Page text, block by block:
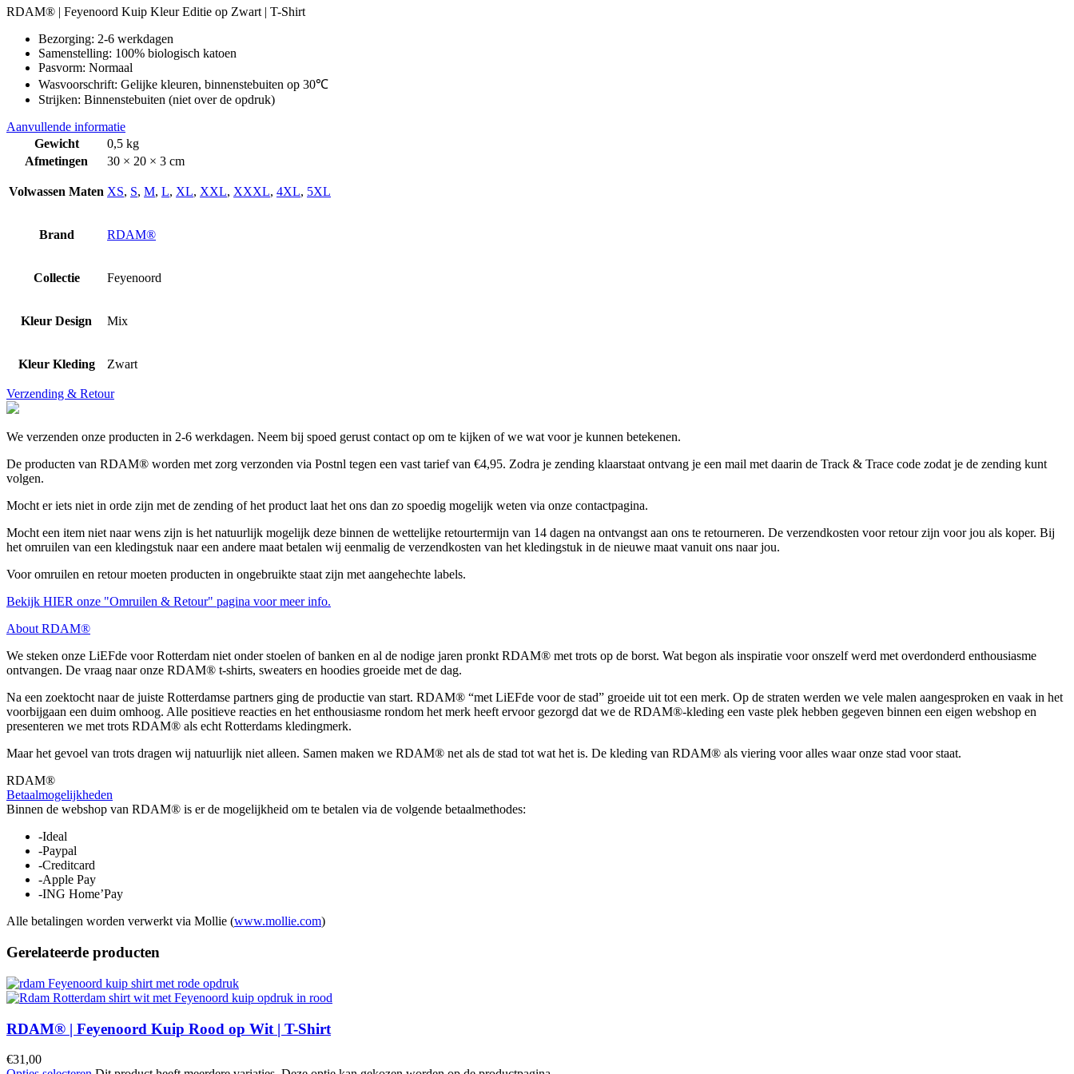
RDAM® | Feyenoord Kuip Kleur Editie op Zwart | T-Shirt
Bezorging: 2-6 werkdagen
Samenstelling: 100% biologisch katoen
Pasvorm: Normaal
Wasvoorschrift: Gelijke kleuren, binnenstebuiten op 30℃
Strijken: Binnenstebuiten (niet over de opdruk)
Aanvullende informatie
Gewicht
0,5 kg
Afmetingen
30 × 20 × 3 cm
Volwassen Maten XS, S, M, L, XL, XXL, XXXL, 4XL, 5XL
Brand RDAM®
Collectie Feyenoord
Kleur Design Mix
Kleur Kleding Zwart
Verzending & Retour
We verzenden onze producten in 2-6 werkdagen. Neem bij spoed gerust contact op om te kijken of we wat voor je kunnen betekenen.
De producten van RDAM® worden met zorg verzonden via Postnl tegen een vast tarief van €4,95. Zodra je zending klaarstaat ontvang je een mail met daarin de Track & Trace code zodat je de zending kunt
volgen.
Mocht er iets niet in orde zijn met de zending of het product laat het ons dan zo spoedig mogelijk weten via onze contactpagina.
Mocht een item niet naar wens zijn is het natuurlijk mogelijk deze binnen de wettelijke retourtermijn van 14 dagen na ontvangst aan ons te retourneren. De verzendkosten voor retour zijn voor jou als koper. Bij
het omruilen van een kledingstuk naar een andere maat betalen wij eenmalig de verzendkosten van het kledingstuk in de nieuwe maat vanuit ons naar jou.
Voor omruilen en retour moeten producten in ongebruikte staat zijn met aangehechte labels.
Bekijk HIER onze "Omruilen & Retour" pagina voor meer info.
About RDAM®
We steken onze LiEFde voor Rotterdam niet onder stoelen of banken en al de nodige jaren pronkt RDAM® met trots op de borst. Wat begon als inspiratie voor onszelf werd met overdonderd enthousiasme
ontvangen. De vraag naar onze RDAM® t-shirts, sweaters en hoodies groeide met de dag.
Na een zoektocht naar de juiste Rotterdamse partners ging de productie van start. RDAM® “met LiEFde voor de stad” groeide uit tot een merk. Op de straten werden we vele malen aangesproken en vaak in het
voorbijgaan een duim omhoog. Alle positieve reacties en het enthousiasme rondom het merk heeft ervoor gezorgd dat we de RDAM®-kleding een vaste plek hebben gegeven binnen een eigen webshop en
presenteren we met trots RDAM® als echt Rotterdams kledingmerk.
Maar het gevoel van trots dragen wij natuurlijk niet alleen. Samen maken we RDAM® net als de stad tot wat het is. De kleding van RDAM® als viering voor alles waar onze stad voor staat.
RDAM®
Betaalmogelijkheden
Binnen de webshop van RDAM® is er de mogelijkheid om te betalen via de volgende betaalmethodes:
-Ideal
-Paypal
-Creditcard
-Apple Pay
-ING Home’Pay
Alle betalingen worden verwerkt via Mollie (www.mollie.com)
Gerelateerde producten
RDAM® | Feyenoord Kuip Rood op Wit | T-Shirt
€31,00